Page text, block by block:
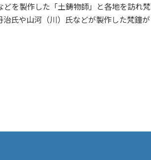
を製作した「土鋳物師」と各地を訪れ梵
氏や山河（川）氏などが製作した梵鐘が